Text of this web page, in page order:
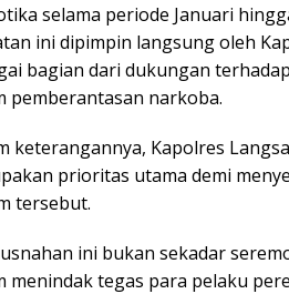
selama periode Januari
ini dipimpin langsung oleh
bagian dari dukungan
pemberantasan narkoba.
keterangannya, Kapolres
prioritas utama demi
tersebut.
ini bukan sekadar
menindak tegas para pelaku